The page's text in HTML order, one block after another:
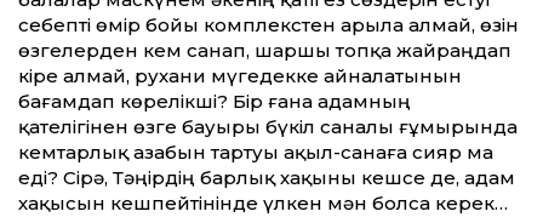
себепті өмір бойы комплекстен арыла алмай, өзін
өзгелерден кем санап, шаршы топқа жайраңдап
кіре алмай, рухани мүгедекке айналатынын
бағамдап көрелікші? Бір ғана адамның
қателігінен өзге бауыры бүкіл саналы ғұмырында
кемтарлық азабын тартуы ақыл-санаға сияр ма
еді? Сірә, Тәңірдің барлық хақыны кешсе де, адам
хақысын кешпейтінінде үлкен мән болса керек…